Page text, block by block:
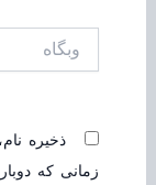
ذخیره
زمانی که